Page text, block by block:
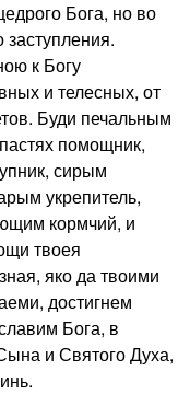
Бога, но во
к Богу
и телесных, от
Буди печальным
помощник,
сирым
укрепитель,
кормчий, и
твоея
яко да твоими
достигнем
Бога, в
и Святого Духа,